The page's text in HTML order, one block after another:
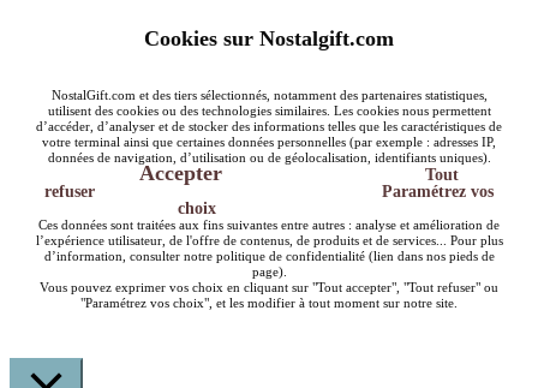
Cookies sur Nostalgift.com
NostalGift.com et des tiers sélectionnés, notamment des partenaires statistiques,
utilisent des cookies ou des technologies similaires. Les cookies nous permettent
d’accéder, d’analyser et de stocker des informations telles que les caractéristiques de
votre terminal ainsi que certaines données personnelles (par exemple : adresses IP,
données de navigation, d’utilisation ou de géolocalisation, identifiants uniques).
Accepter
Tout
refuser
Paramétrez vos
choix
Ces données sont traitées aux fins suivantes entre autres : analyse et amélioration de
l’expérience utilisateur, de l'offre de contenus, de produits et de services... Pour plus
d’information, consulter notre politique de confidentialité (lien dans nos pieds de
page).
Vous pouvez exprimer vos choix en cliquant sur "Tout accepter", "Tout refuser" ou
"Paramétrez vos choix", et les modifier à tout moment sur notre site.